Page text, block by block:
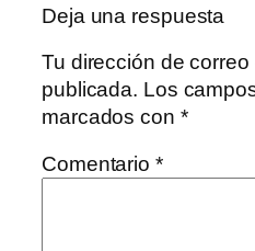
Deja una respuesta
Tu dirección de
publicada. Los
marcados con *
Comentario *